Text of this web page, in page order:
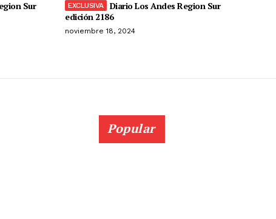
Sur
Diario Los Andes Region Sur
edición 2186
noviembre 18, 2024
Popular